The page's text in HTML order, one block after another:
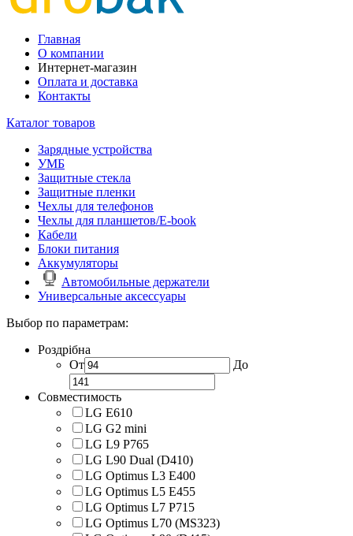
Главная
О компании
Интернет-магазин
Оплата и доставка
Контакты
Каталог товаров
Зарядные устройства
УМБ
Защитные стекла
Защитные пленки
Чехлы для телефонов
Чехлы для планшетов/E-book
Кабели
Блоки питания
Аккумуляторы
Автомобильные держатели
Универсальные аксессуары
Выбор по параметрам:
Роздрібна
От
До
Совместимость
LG E610
LG G2 mini
LG L9 P765
LG L90 Dual (D410)
LG Optimus L3 E400
LG Optimus L5 E455
LG Optimus L7 P715
LG Optimus L70 (MS323)